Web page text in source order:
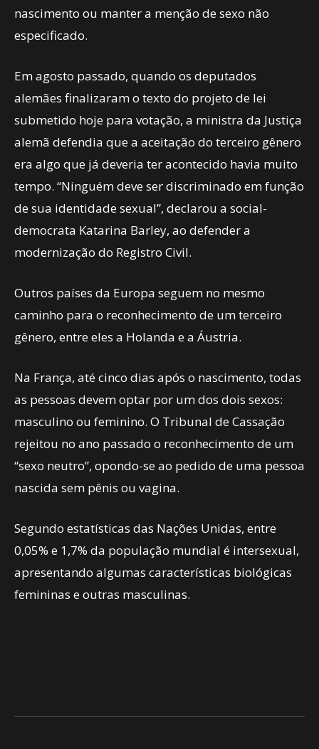
nascimento ou manter a menção de sexo não
especificado.
Em agosto passado, quando os deputados
alemães finalizaram o texto do projeto de lei
submetido hoje para votação, a ministra da Justiça
alemã defendia que a aceitação do terceiro gênero
era algo que já deveria ter acontecido havia muito
tempo. “Ninguém deve ser discriminado em função
de sua identidade sexual”, declarou a social-
democrata Katarina Barley, ao defender a
modernização do Registro Civil.
Outros países da Europa seguem no mesmo
caminho para o reconhecimento de um terceiro
gênero, entre eles a Holanda e a Áustria.
Na França, até cinco dias após o nascimento, todas
as pessoas devem optar por um dos dois sexos:
masculino ou feminino. O Tribunal de Cassação
rejeitou no ano passado o reconhecimento de um
“sexo neutro”, opondo-se ao pedido de uma pessoa
nascida sem pênis ou vagina.
Segundo estatísticas das Nações Unidas, entre
0,05% e 1,7% da população mundial é intersexual,
apresentando algumas características biológicas
femininas e outras masculinas.